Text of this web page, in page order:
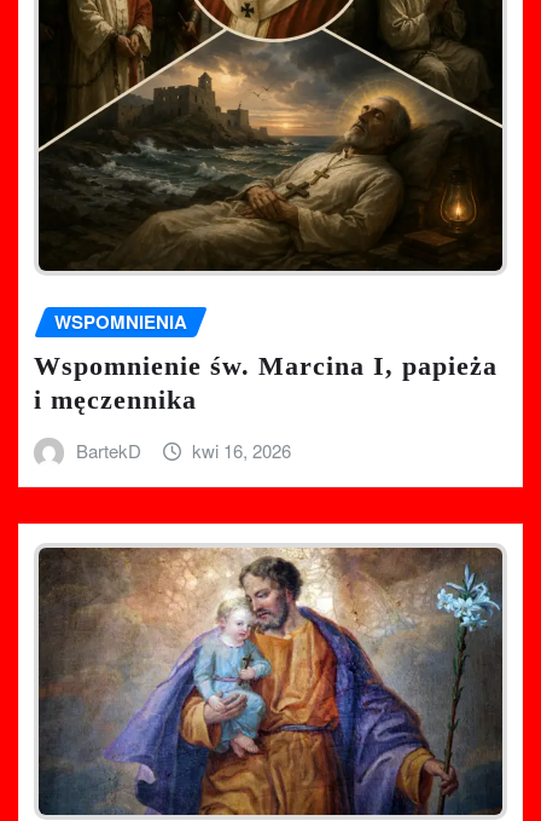
WSPOMNIENIA
Wspomnienie św. Marcina I, papieża
i męczennika
BartekD kwi 16, 2026